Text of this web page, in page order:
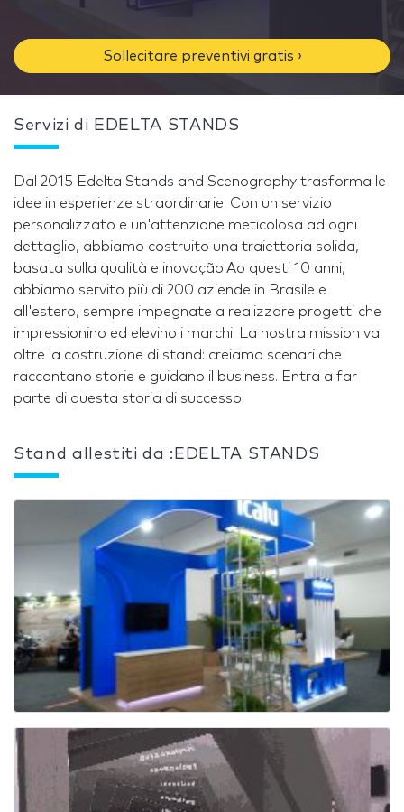
Sollecitare preventivi gratis ›
Servizi di EDELTA STANDS
Dal 2015 Edelta Stands and Scenography trasforma le
idee in esperienze straordinarie. Con un servizio
personalizzato e un'attenzione meticolosa ad ogni
dettaglio, abbiamo costruito una traiettoria solida,
basata sulla qualità e inovação.Ao questi 10 anni,
abbiamo servito più di 200 aziende in Brasile e
all'estero, sempre impegnate a realizzare progetti che
impressionino ed elevino i marchi. La nostra mission va
oltre la costruzione di stand: creiamo scenari che
raccontano storie e guidano il business. Entra a far
parte di questa storia di successo
Stand allestiti da :EDELTA STANDS